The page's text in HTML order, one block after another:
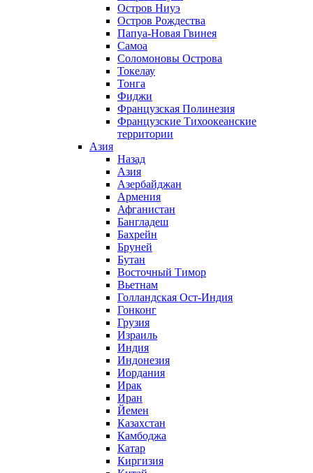
Остров Ниуэ
Остров Рождества
Папуа-Новая Гвинея
Самоа
Соломоновы Острова
Токелау
Тонга
Фиджи
Французская Полинезия
Французские Тихоокеанские
территории
Азия
Назад
Азия
Азербайджан
Армения
Афганистан
Бангладеш
Бахрейн
Бруней
Бутан
Восточный Тимор
Вьетнам
Голландская Ост-Индия
Гонконг
Грузия
Израиль
Индия
Индонезия
Иордания
Ирак
Иран
Йемен
Казахстан
Камбоджа
Катар
Киргизия